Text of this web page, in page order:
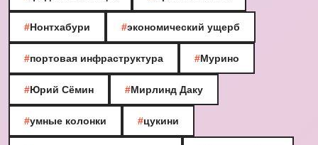
#Нонтхабури #экономический ущерб
#портовая инфраструктура #Мурино
#Юрий Сёмин #Мирлинд Даку
#умные колонки #цукини